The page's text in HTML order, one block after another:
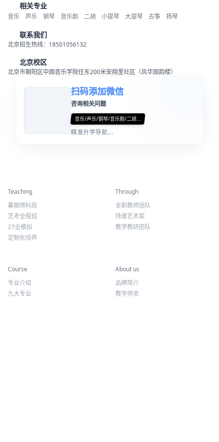
相关专业
音乐 声乐 钢琴 音乐剧 二胡 小提琴 大提琴 古筝 扬琴
联系我们
北京招生热线：18501056132
北京校区
北京市朝阳区中国音乐学院往东200米安翔里社区（风华国韵楼）
扫码添加微信
咨询相关问题
音乐/声乐/钢琴/音乐剧/二胡...
精准升学导航...
Teaching
暑期预科班
艺考全程班
27全模拟
定制化培养
Through
全职教师团队
特邀艺术家
教学教研团队
Course
专业介绍
九大专业
About us
品牌简介
教学师资